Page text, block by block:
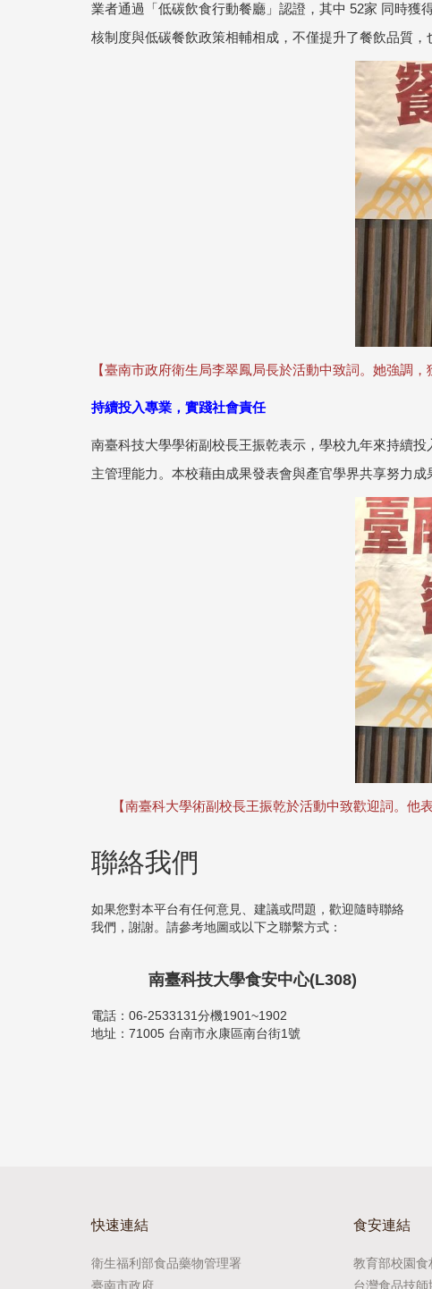
業者通過「低碳飲食行動餐廳」認證，其中 52家 同時
核制度與低碳餐飲政策相輔相成，不僅提升了餐飲品質
【臺南市政府衛生局李翠鳳局長於活動中致詞。她強調
持續投入專業，實踐社會責任
南臺科技大學學術副校長王振乾表示，學校九年來持續
主管理能力。本校藉由成果發表會與產官學界共享努力成
【南臺科大學術副校長王振乾於活動中致歡迎詞。
聯絡我們
如果您對本平台有任何意見、建議或問題，歡迎隨時聯絡
我們，謝謝。請參考地圖或以下之聯繫方式：
南臺科技大學食安中心(L308)
電話：06-2533131分機1901~1902
地址：71005 台南市永康區南台街1號
快速連結
衛生福利部食品藥物管理署
臺南市政府
食安連結
教育部校園食
台灣食品技師